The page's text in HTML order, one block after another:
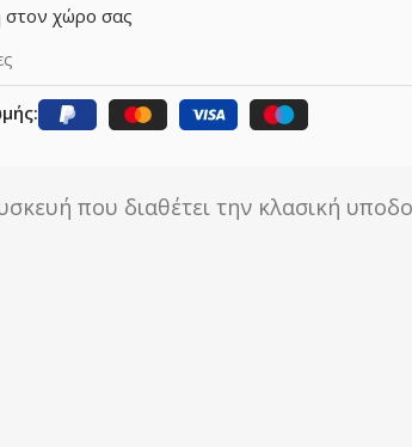
χώρο σας
που διαθέτει την κλασική